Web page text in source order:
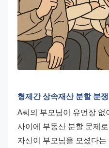
형제간 상속재산 분할 분쟁
A씨의 부모님이 유언장 없
사이에 부동산 분할 문제
자신이 부모님을 모셨다